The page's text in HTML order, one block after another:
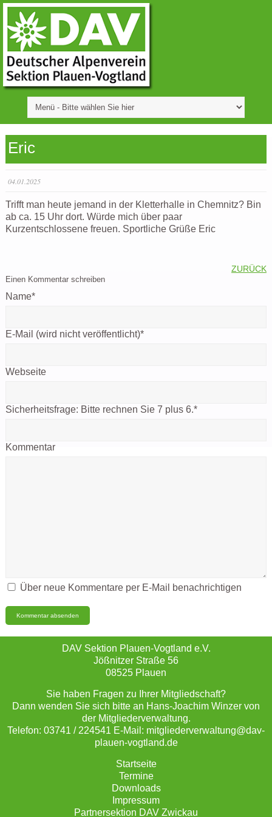
Eric
04.01.2025
Trifft man heute jemand in der Kletterhalle in Chemnitz? Bin
ab ca. 15 Uhr dort. Würde mich über paar
Kurzentschlossene freuen. Sportliche Grüße Eric
ZURÜCK
Einen Kommentar schreiben
Name*
E-Mail (wird nicht veröffentlicht)*
Webseite
Sicherheitsfrage: Bitte rechnen Sie 7 plus 6.*
Kommentar
Über neue Kommentare per E-Mail benachrichtigen
DAV Sektion Plauen-Vogtland e.V.
Jößnitzer Straße 56
08525 Plauen
Sie haben Fragen zu Ihrer Mitgliedschaft?
Dann wenden Sie sich bitte an Hans-Joachim Winzer von
der Mitgliederverwaltung.
Telefon: 03741 / 224541 E-Mail: mitgliederverwaltung@dav-
plauen-vogtland.de
Startseite
Termine
Downloads
Impressum
Partnersektion DAV Zwickau